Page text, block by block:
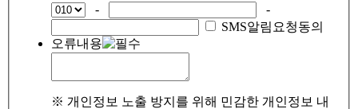
-
-
SMS알림요청동의
오류내용
※ 개인정보 노출 방지를 위해 민감한 개인정보 내